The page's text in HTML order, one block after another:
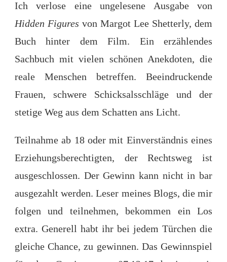
Ich verlose eine ungelesene Ausgabe von
Hidden Figures von Margot Lee Shetterly, dem
Buch hinter dem Film. Ein erzählendes
Sachbuch mit vielen schönen Anekdoten, die
reale Menschen betreffen. Beeindruckende
Frauen, schwere Schicksalsschläge und der
stetige Weg aus dem Schatten ans Licht.
Teilnahme ab 18 oder mit Einverständnis eines
Erziehungsberechtigten, der Rechtsweg ist
ausgeschlossen. Der Gewinn kann nicht in bar
ausgezahlt werden. Leser meines Blogs, die mir
folgen und teilnehmen, bekommen ein Los
extra. Generell habt ihr bei jedem Türchen die
gleiche Chance, zu gewinnen. Das Gewinnspiel